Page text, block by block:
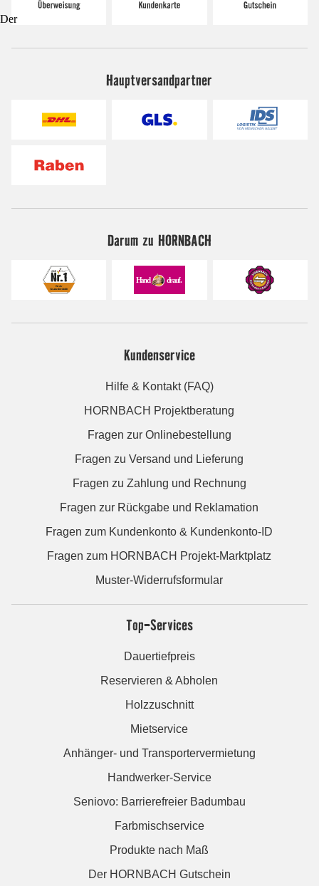
Der
Hauptversandpartner
Darum zu HORNBACH
Kundenservice
Hilfe & Kontakt (FAQ)
HORNBACH Projektberatung
Fragen zur Onlinebestellung
Fragen zu Versand und Lieferung
Fragen zu Zahlung und Rechnung
Fragen zur Rückgabe und Reklamation
Fragen zum Kundenkonto & Kundenkonto-ID
Fragen zum HORNBACH Projekt-Marktplatz
Muster-Widerrufsformular
Top-Services
Dauertiefpreis
Reservieren & Abholen
Holzzuschnitt
Mietservice
Anhänger- und Transportervermietung
Handwerker-Service
Seniovo: Barrierefreier Badumbau
Farbmischservice
Produkte nach Maß
Der HORNBACH Gutschein